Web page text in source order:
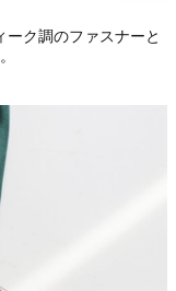
ク調のファスナーと